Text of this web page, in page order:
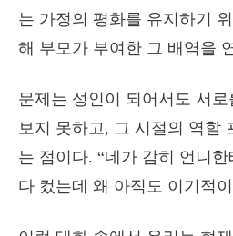
는 가정의 평화를 유지하기
해 부모가 부여한 그 배역을
문제는 성인이 되어서도 서로
보지 못하고, 그 시절의 역할
는 점이다. “네가 감히 언니한
다 컸는데 왜 아직도 이기적이